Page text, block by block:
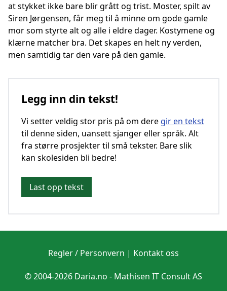
at stykket ikke bare blir grått og trist. Moster, spilt av
Siren Jørgensen, får meg til å minne om gode gamle
mor som styrte alt og alle i eldre dager. Kostymene og
klærne matcher bra. Det skapes en helt ny verden,
men samtidig tar den vare på den gamle.
Legg inn din tekst!
Vi setter veldig stor pris på om dere gir en tekst
til denne siden, uansett sjanger eller språk. Alt
fra større prosjekter til små tekster. Bare slik
kan skolesiden bli bedre!
Last opp tekst
Regler / Personvern | Kontakt oss
© 2004-2026 Daria.no - Mathisen IT Consult AS